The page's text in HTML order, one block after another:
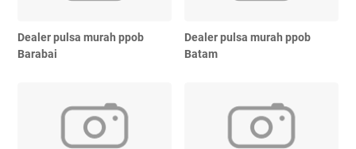
Dealer pulsa murah ppob
Barabai
Dealer pulsa murah ppob
Batam